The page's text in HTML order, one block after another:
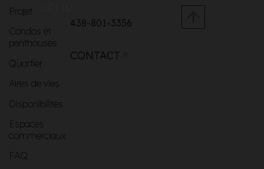
Projet
Condos et
penthouses
Quartier
Aires de vies
Disponibilités
Espaces
commerciaux
FAQ
438-801-3356
CONTACT